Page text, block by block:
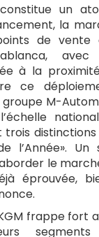
un
la
de vente
à la
ce
M-
l’Année». Un
le
éprouvée,
frappe fort
segments